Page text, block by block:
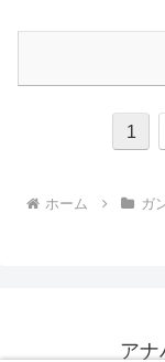
1
ホーム ガ
アナ